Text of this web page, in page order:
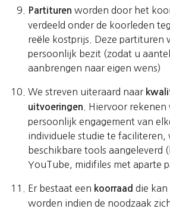
Partituren worden door het
verdeeld onder de koorleden
reële kostprijs. Deze partituren
persoonlijk bezit (zodat u
aanbrengen naar eigen wens)
We streven uiteraard naar
uitvoeringen . Hiervoor
persoonlijk engagement van
individuele studie te faciliteren,
beschikbare tools aangeleverd
YouTube, midifiles met aparte
Er bestaat een koorraad die kan
worden indien de noodzaak